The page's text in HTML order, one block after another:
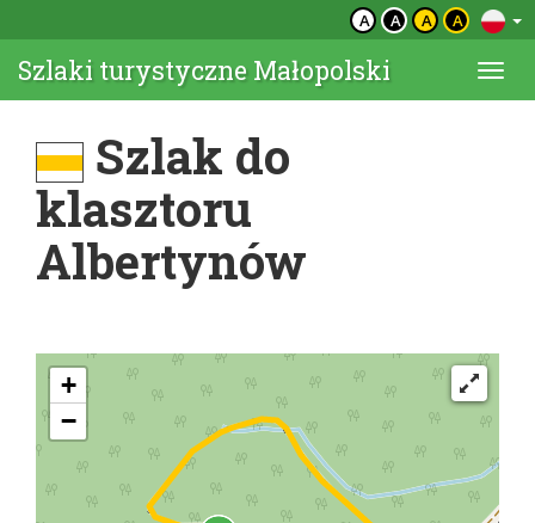
A A A A
Szlaki turystyczne Małopolski
Szlak do
klasztoru
Albertynów
+
−